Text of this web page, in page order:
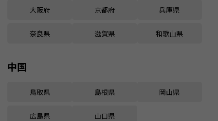
大阪府 京都府 兵庫県
奈良県 滋賀県 和歌山県
中国
鳥取県 島根県 岡山県
広島県 山口県